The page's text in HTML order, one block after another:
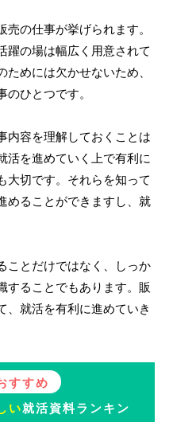
の仕事が挙げられます。
躍の場は幅広く用意されて
めには欠かせないため、
ひとつです。
内容を理解しておくことは
活を進めていく上で有利に
大切です。それらを知って
めることができますし、就
ことだけではなく、しっか
することでもあります。販
、就活を有利に進めていき
すすめ
い就活資料ランキン